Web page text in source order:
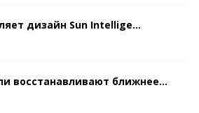
дизайн Sun Intellige...
восстанавливают ближнее...